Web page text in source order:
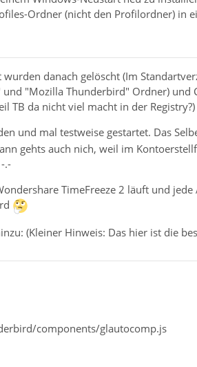
Ordner (nicht den Profilordner) in
danach gelöscht (Im
"Mozilla Thunderbird" Ordner) und
TB da nicht viel macht in der
und mal testweise gestartet. Das
gehts auch nich, weil im
.-
TimeFreeze 2 läuft und
(Kleiner Hinweis: Das hier ist die
components/glautocomp.js